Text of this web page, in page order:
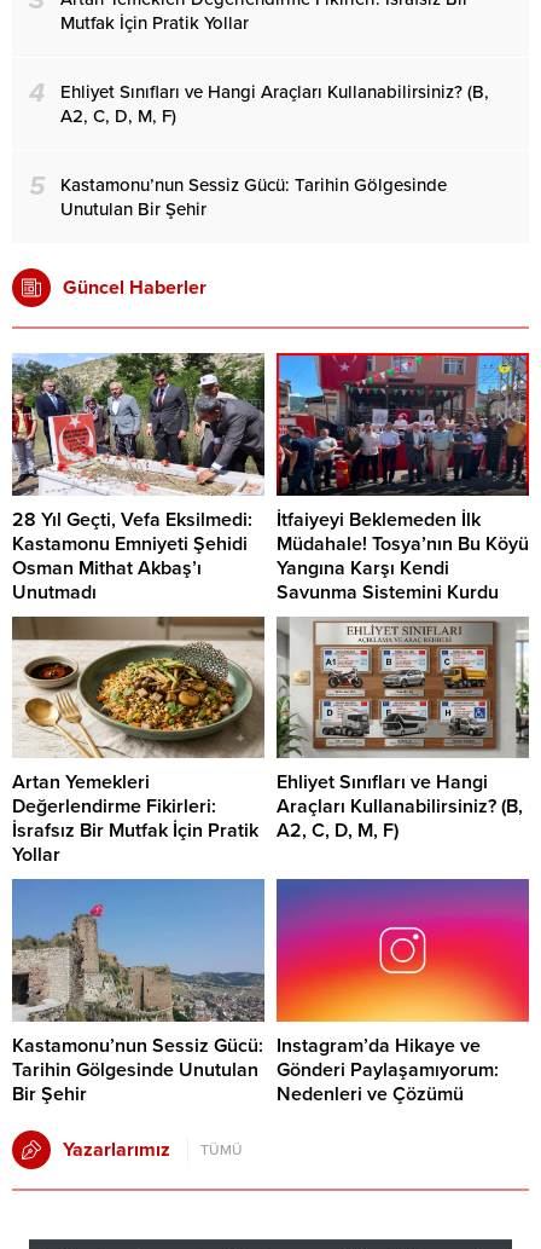
Mutfak İçin Pratik Yollar
4
Ehliyet Sınıfları ve Hangi Araçları Kullanabilirsiniz? (B,
A2, C, D, M, F)
5
Kastamonu’nun Sessiz Gücü: Tarihin Gölgesinde
Unutulan Bir Şehir
Güncel Haberler
28 Yıl Geçti, Vefa Eksilmedi:
Kastamonu Emniyeti Şehidi
Osman Mithat Akbaş’ı
Unutmadı
İtfaiyeyi Beklemeden İlk
Müdahale! Tosya’nın Bu Köyü
Yangına Karşı Kendi
Savunma Sistemini Kurdu
Artan Yemekleri
Değerlendirme Fikirleri:
İsrafsız Bir Mutfak İçin Pratik
Yollar
Ehliyet Sınıfları ve Hangi
Araçları Kullanabilirsiniz? (B,
A2, C, D, M, F)
Kastamonu’nun Sessiz Gücü:
Tarihin Gölgesinde Unutulan
Bir Şehir
Instagram’da Hikaye ve
Gönderi Paylaşamıyorum:
Nedenleri ve Çözümü
Yazarlarımız TÜMÜ